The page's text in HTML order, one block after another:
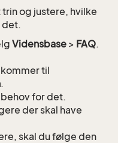
og justere, hvilke
det.
Vidensbase > FAQ.
til
.
for det.
der skal have
skal du følge den